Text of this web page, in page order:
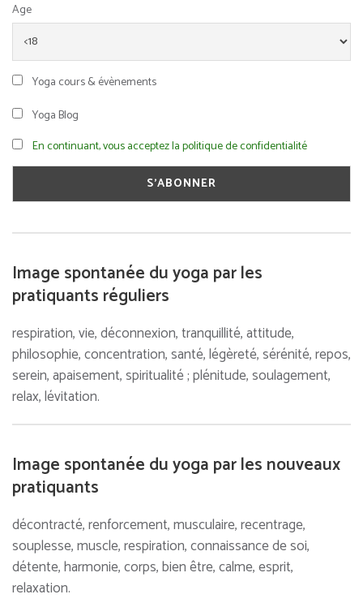
Age
Yoga cours & évènements
Yoga Blog
En continuant, vous acceptez la politique de confidentialité
Image spontanée du yoga par les
pratiquants réguliers
respiration, vie, déconnexion, tranquillité, attitude,
philosophie, concentration, santé, légèreté, sérénité, repos,
serein, apaisement, spiritualité ; plénitude, soulagement,
relax, lévitation.
Image spontanée du yoga par les nouveaux
pratiquants
décontracté, renforcement, musculaire, recentrage,
souplesse, muscle, respiration, connaissance de soi,
détente, harmonie, corps, bien être, calme, esprit,
relaxation.